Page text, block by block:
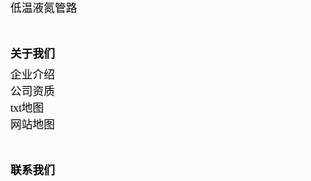
低温液氮管路
关于我们
企业介绍
公司资质
txt地图
网站地图
联系我们